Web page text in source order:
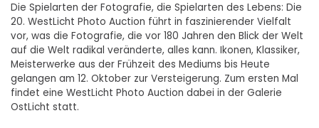
Die Spielarten der Fotografie, die Spielarten des Lebens: Die
20. WestLicht Photo Auction führt in faszinierender Vielfalt
vor, was die Fotografie, die vor 180 Jahren den Blick der Welt
auf die Welt radikal veränderte, alles kann. Ikonen, Klassiker,
Meisterwerke aus der Frühzeit des Mediums bis Heute
gelangen am 12. Oktober zur Versteigerung. Zum ersten Mal
findet eine WestLicht Photo Auction dabei in der Galerie
OstLicht statt.